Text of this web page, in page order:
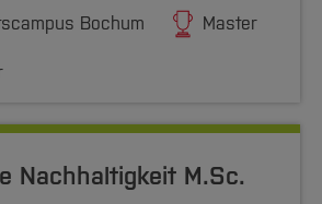
Bochum Master
Nachhaltigkeit M.Sc.